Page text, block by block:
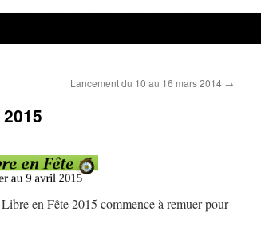
Lancement du 10 au 16 mars 2014 →
en Fête 2015 commence à remuer pour